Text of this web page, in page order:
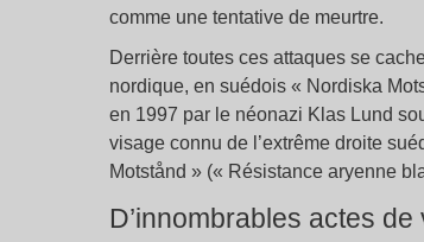
comme une tentative de meurtre.
Derrière toutes ces attaques se
nordique, en suédois « Nordiska
en 1997 par le néonazi Klas Lund
visage connu de l’extrême droite
Motstånd » (« Résistance aryenne
D’innombrables actes